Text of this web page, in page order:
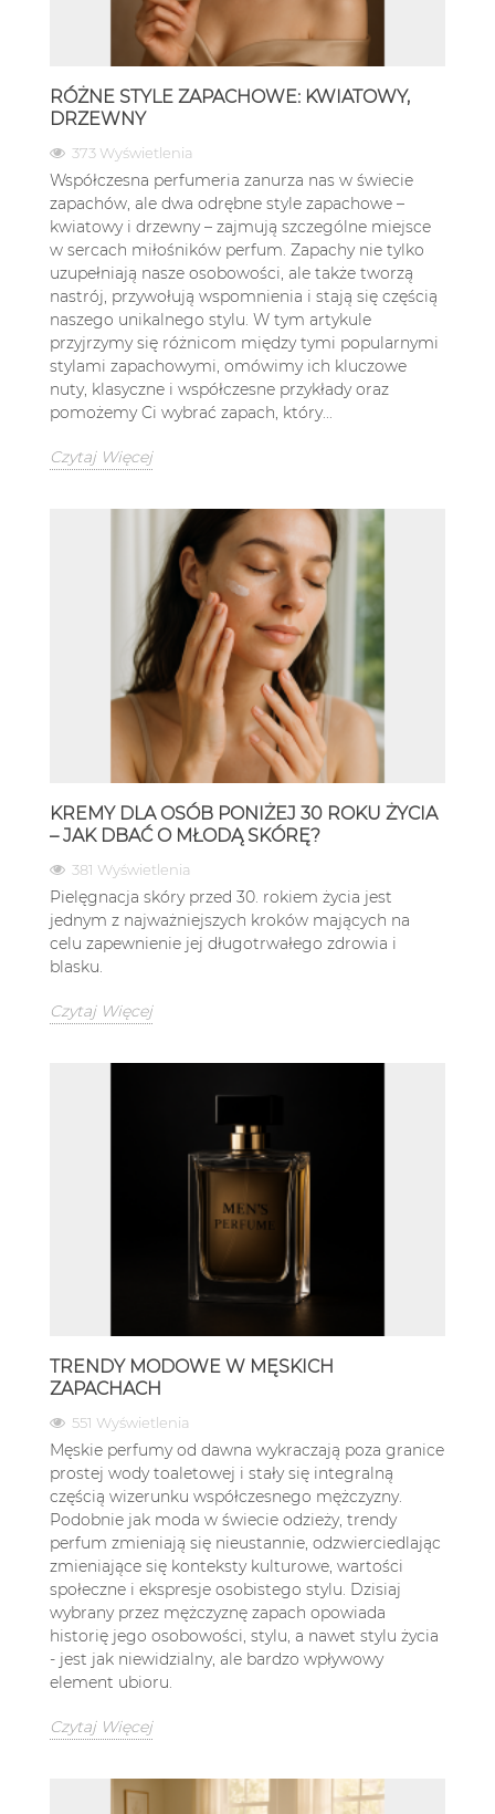
RÓŻNE STYLE ZAPACHOWE: KWIATOWY,
DRZEWNY
373 Wyświetlenia
Współczesna perfumeria zanurza nas w świecie
zapachów, ale dwa odrębne style zapachowe –
kwiatowy i drzewny – zajmują szczególne miejsce
w sercach miłośników perfum. Zapachy nie tylko
uzupełniają nasze osobowości, ale także tworzą
nastrój, przywołują wspomnienia i stają się częścią
naszego unikalnego stylu. W tym artykule
przyjrzymy się różnicom między tymi popularnymi
stylami zapachowymi, omówimy ich kluczowe
nuty, klasyczne i współczesne przykłady oraz
pomożemy Ci wybrać zapach, który...
Czytaj Więcej
KREMY DLA OSÓB PONIŻEJ 30 ROKU ŻYCIA
– JAK DBAĆ O MŁODĄ SKÓRĘ?
381 Wyświetlenia
Pielęgnacja skóry przed 30. rokiem życia jest
jednym z najważniejszych kroków mających na
celu zapewnienie jej długotrwałego zdrowia i
blasku.
Czytaj Więcej
TRENDY MODOWE W MĘSKICH
ZAPACHACH
551 Wyświetlenia
Męskie perfumy od dawna wykraczają poza granice
prostej wody toaletowej i stały się integralną
częścią wizerunku współczesnego mężczyzny.
Podobnie jak moda w świecie odzieży, trendy
perfum zmieniają się nieustannie, odzwierciedlając
zmieniające się konteksty kulturowe, wartości
społeczne i ekspresje osobistego stylu. Dzisiaj
wybrany przez mężczyznę zapach opowiada
historię jego osobowości, stylu, a nawet stylu życia
- jest jak niewidzialny, ale bardzo wpływowy
element ubioru.
Czytaj Więcej